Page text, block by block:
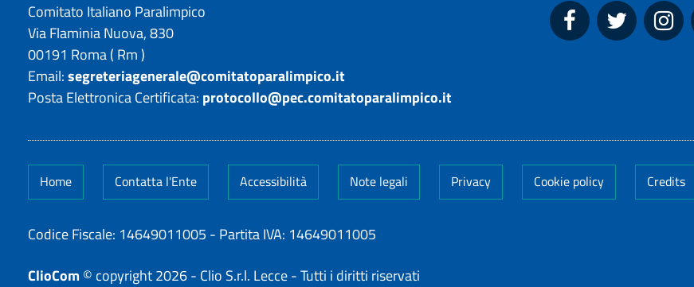
Comitato Italiano Paralimpico
Via Flaminia Nuova, 830
00191 Roma( Rm)
Email:segreteriagenerale@comitatoparalimpico.it
Posta Elettronica Certificata: protocollo@pec.comitatoparalimpico.it
Home Contatta l'Ente Accessibilità Note legali Privacy Cookie policy Credits
Codice Fiscale: 14649011005 - Partita IVA: 14649011005
ClioCom © copyright 2026 - Clio S.r.l. Lecce - Tutti i diritti riservati